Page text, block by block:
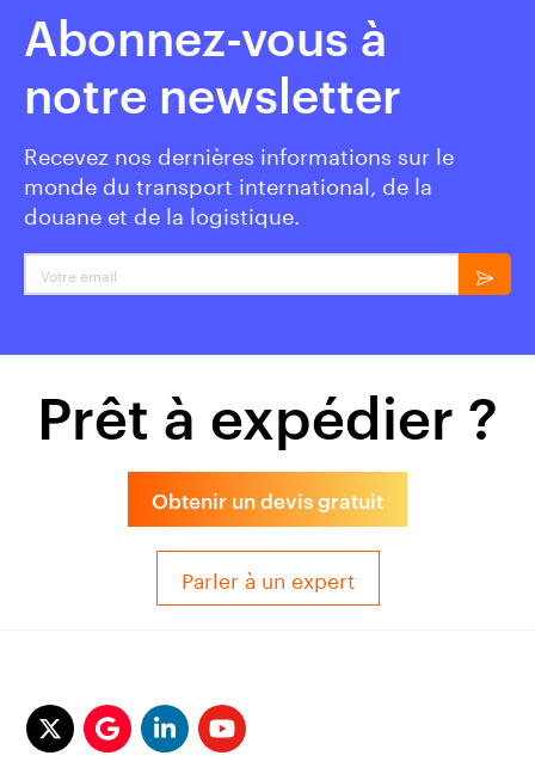
Abonnez-vous à
notre newsletter
Recevez nos dernières informations sur le
monde du transport international, de la
douane et de la logistique.
Votre email
Prêt à expédier ?
Obtenir un devis gratuit
Parler à un expert